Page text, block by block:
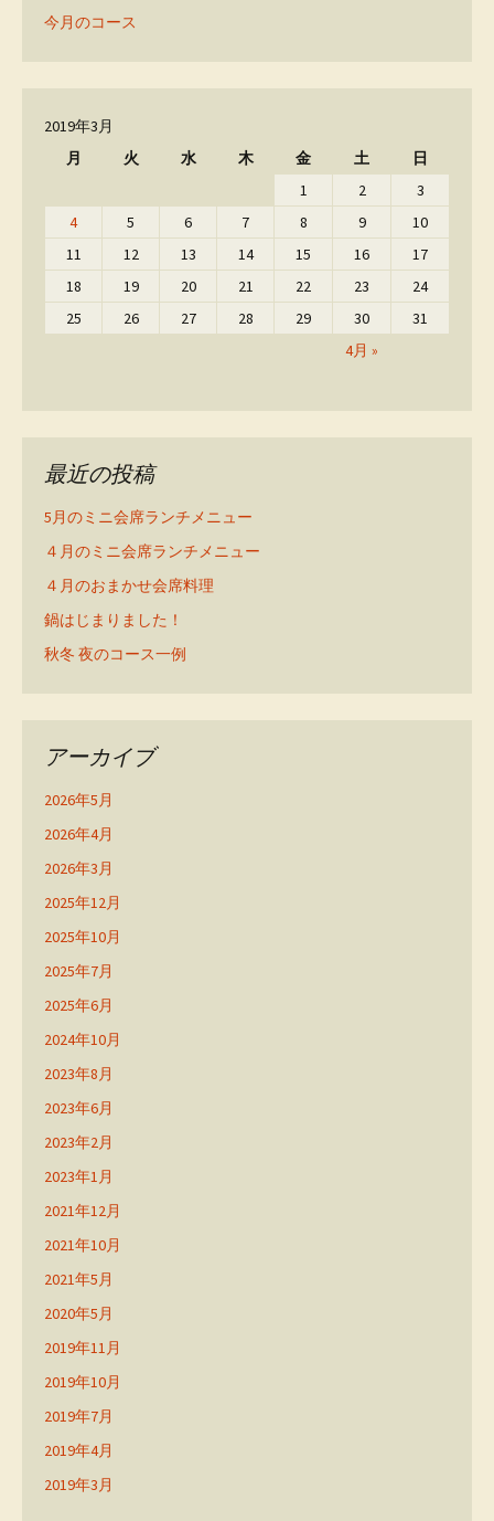
今月のコース
2019年3月
月
火 水 木 金 土 日
4月 »
1 2
3
4
5 6 7 8 9
10
11
12 13 14 15 16
17
18
19 20 21 22 23
24
25
26 27 28 29 30 31
最近の投稿
5月のミニ会席ランチメニュー
４月のミニ会席ランチメニュー
４月のおまかせ会席料理
鍋はじまりました！
秋冬 夜のコース一例
アーカイブ
2026年5月
2026年4月
2026年3月
2025年12月
2025年10月
2025年7月
2025年6月
2024年10月
2023年8月
2023年6月
2023年2月
2023年1月
2021年12月
2021年10月
2021年5月
2020年5月
2019年11月
2019年10月
2019年7月
2019年4月
2019年3月